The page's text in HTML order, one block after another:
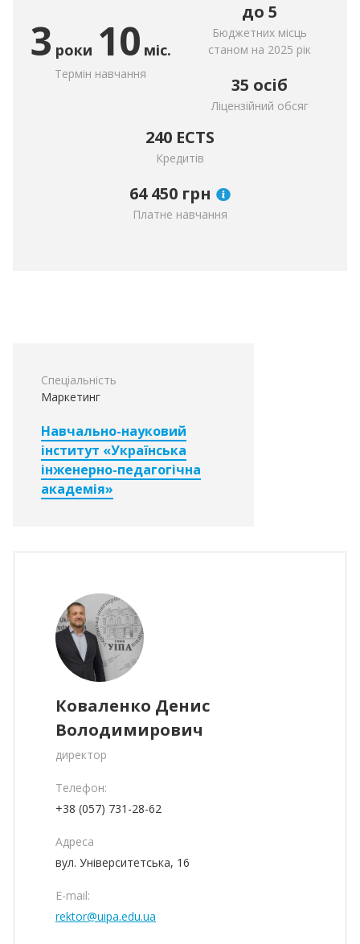
3 роки 10 міс.
Термін навчання
до 5
Бюджетних місць
станом на 2025 рік
35 осіб
Ліцензійний обсяг
240 ECTS
Кредитів
64 450 грн
Платне навчання
Спеціальність
Маркетинг
Навчально-науковий
інститут «Українська
інженерно-педагогічна
академія»
Коваленко Денис
Володимирович
директор
Телефон:
+38 (057) 731-28-62
Адреса
вул. Університетська, 16
E-mail:
rektor@uipa.edu.ua